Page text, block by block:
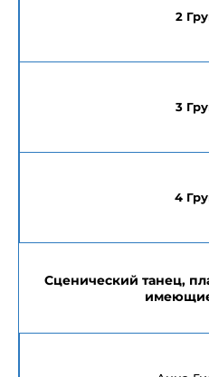
2
3
4
Сценический танец,